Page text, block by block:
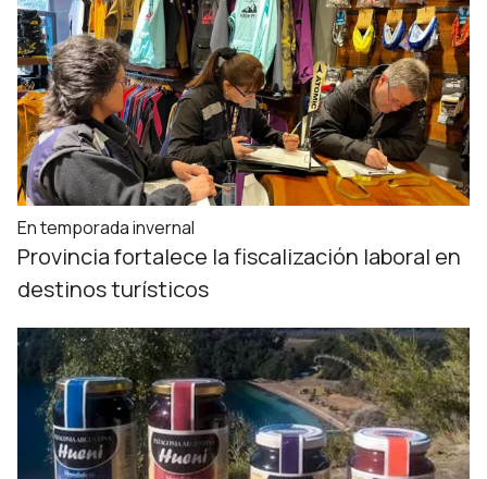
En temporada invernal
Provincia fortalece la fiscalización laboral en
destinos turísticos